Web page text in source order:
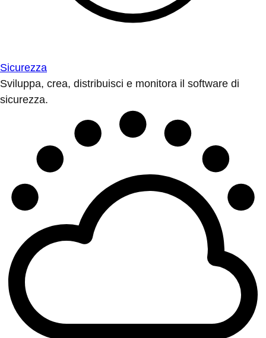
Sicurezza
Sviluppa, crea, distribuisci e monitora il software di
sicurezza.